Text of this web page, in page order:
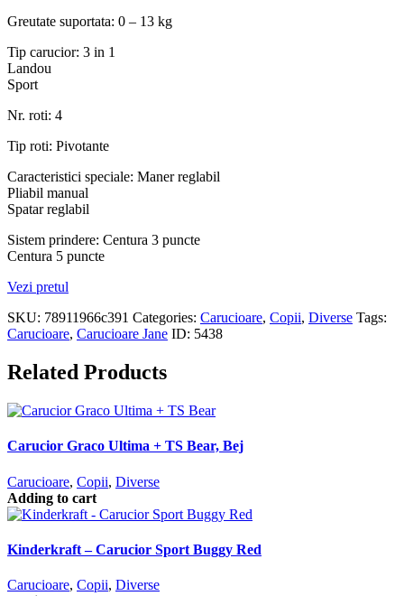
Greutate suportata: 0 – 13 kg
Tip carucior: 3 in 1
Landou
Sport
Nr. roti: 4
Tip roti: Pivotante
Caracteristici speciale: Maner reglabil
Pliabil manual
Spatar reglabil
Sistem prindere: Centura 3 puncte
Centura 5 puncte
Vezi pretul
SKU: 78911966c391 Categories: Carucioare, Copii, Diverse Tags:
Carucioare, Carucioare Jane ID: 5438
Related Products
Carucior Graco Ultima + TS Bear, Bej
Carucioare, Copii, Diverse
Adding to cart
Kinderkraft – Carucior Sport Buggy Red
Carucioare, Copii, Diverse